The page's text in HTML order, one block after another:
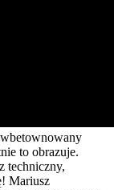
to obrazuje.
techniczny,
Mariusz